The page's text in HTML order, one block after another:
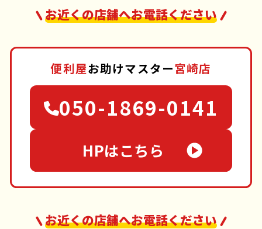
お近くの店舗へお電話ください
便利屋お助けマスター宮崎店
050-1869-0141
HPはこちら
お近くの店舗へお電話ください